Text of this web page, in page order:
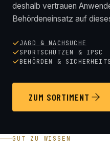
deshalb vertrauen
Behördeneinsatz auf
JAGD & NACHSUCHE
SPORTSCHÜTZEN & IPSC
BEHÖRDEN &
ZUM SORTIMENT
GUT ZU WISSEN